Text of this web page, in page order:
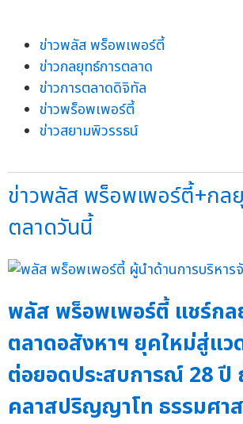
ข่าวพลัส พร็อพเพอร์ตี้
ข่าวกลยุทธ์การตลาด
ข่าวการตลาดดิจิทัล
ข่าวพร็อพเพอร์ตี้
ข่าวสยามพิวรรธน์
ข่าวพลัส พร็อพเพอร์ตี้+กล
ตลาดวันนี้
พลัส พร็อพเพอร์ตี้ แชร์กล
ตลาดอสังหาฯ ยุคใหม่สู่แว
ต่อยอดประสบการณ์ 28 ปี
คลาสปริญญาโท ธรรมศา